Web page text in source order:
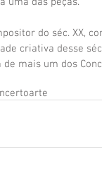
do séc. XX,
criativa desse
mais um dos
arte